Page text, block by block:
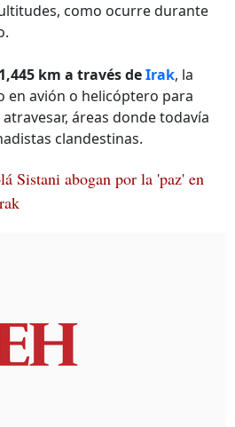
como ocurre durante
1,445 km a través deIrak, la
en avión o helicóptero para
áreas donde todavía
clandestinas.
Sistani abogan por la 'paz' en